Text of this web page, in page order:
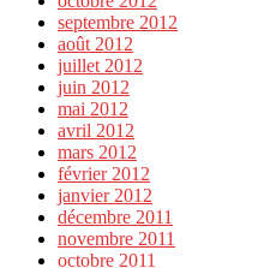
septembre 2012
août 2012
juillet 2012
juin 2012
mai 2012
avril 2012
mars 2012
février 2012
janvier 2012
décembre 2011
novembre 2011
octobre 2011